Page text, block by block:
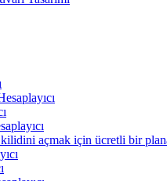
açmak için ücretli bir